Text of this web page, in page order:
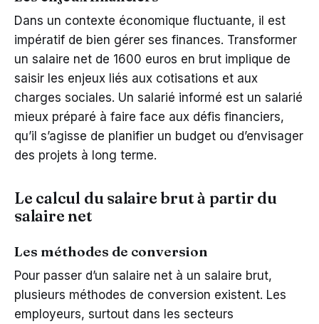
Dans un contexte économique fluctuante, il est
impératif de bien gérer ses finances. Transformer
un salaire net de 1600 euros en brut implique de
saisir les enjeux liés aux cotisations et aux
charges sociales. Un salarié informé est un salarié
mieux préparé à faire face aux défis financiers,
qu’il s’agisse de planifier un budget ou d’envisager
des projets à long terme.
Le calcul du salaire brut à partir du
salaire net
Les méthodes de conversion
Pour passer d’un salaire net à un salaire brut,
plusieurs méthodes de conversion existent. Les
employeurs, surtout dans les secteurs